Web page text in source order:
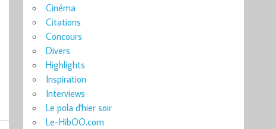
Cinéma
Citations
Concours
Divers
Highlights
Inspiration
Interviews
Le pola d'hier soir
Le-HibOO.com